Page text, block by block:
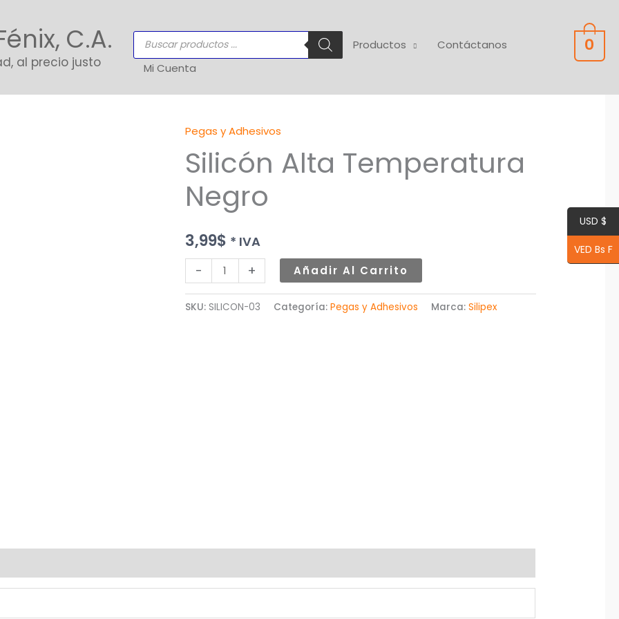
C.A.
al precio justo
Búsqueda
de
productos
Productos
Contáctanos
Mi Cuenta
0
Pegas y Adhesivos
Silicón Alta Temperatura
Negro
3,99$ * IVA
-
Silicón
Alta
Temperatura
Negro
cantidad
+ Añadir Al Carrito
SKU: SILICON-03 Categoría:Pegas y Adhesivos Marca:Silipex
USD $
VED Bs F